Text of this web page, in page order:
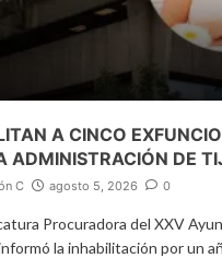
A CINCO
ADMINISTRACIÓN DE
C agosto 5, 2026 0
Procuradora del XXV
la inhabilitación por un